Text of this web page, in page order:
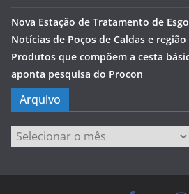
Nova Estação de Tratamento de
Notícias de Poços de Caldas e
Produtos que compõem a cesta
aponta pesquisa do Procon
Arquivo
Arquivo